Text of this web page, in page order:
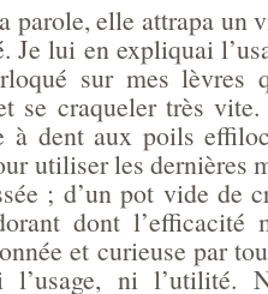
parole, elle attrapa un
Je lui en expliquai
sur mes
se craqueler très
à dent aux poils
utiliser les dernières
; d’un pot vide de
dont l’efficacité
et curieuse par
l’usage, ni l’utilité.